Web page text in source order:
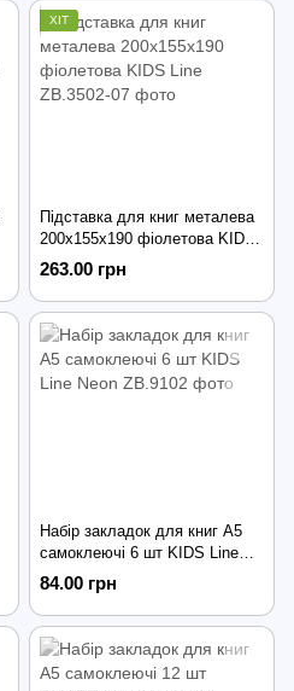
ХІТ
Підставка для книг металева
200х155х190 фіолетова KIDS
Line
263.00 грн
Набір закладок для книг А5
самоклеючі 6 шт KIDS Line
Neon
84.00 грн